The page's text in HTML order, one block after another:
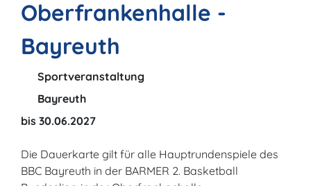
Oberfrankenhalle -
Bayreuth
Sportveranstaltung
Bayreuth
bis 30.06.2027
Die Dauerkarte gilt für alle Hauptrundenspiele des
BBC Bayreuth in der BARMER 2. Basketball